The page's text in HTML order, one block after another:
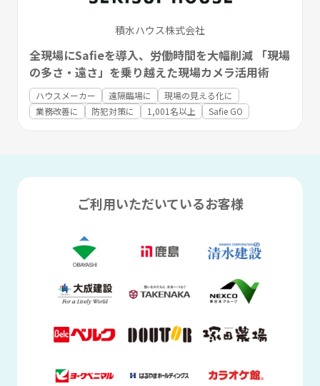
積水ハウス株式会社
全現場にSafieを導入、労働時間を大幅削減 「現場
の多さ・遠さ」を乗り越えた現場カメラ活用術
ハウスメーカー 遠隔臨場に
現場の見える化に
業務改善に
防犯対策に 1,001名以上 Safie GO
ご利用いただいているお客様